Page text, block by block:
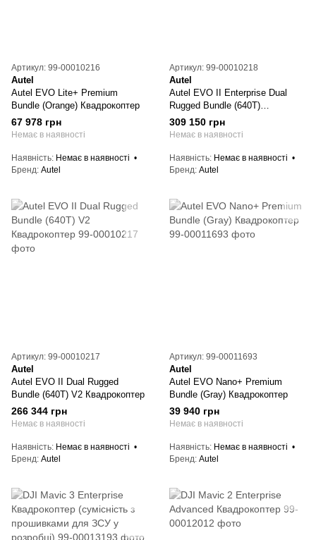
Артикул: 99-00010216
Autel
Autel EVO Lite+ Premium
Bundle (Orange) Квадрокоптер
67 978 грн
Немає в наявності
Наявність Немає в наявності
Бренд Autel
Артикул: 99-00010218
Autel
Autel EVO II Enterprise Dual
Rugged Bundle (640T)
Квадрокоптер
309 150 грн
Немає в наявності
Наявність Немає в наявності
Бренд Autel
Артикул: 99-00010217
Autel
Autel EVO II Dual Rugged
Bundle (640T) V2 Квадрокоптер
266 344 грн
Немає в наявності
Наявність Немає в наявності
Бренд Autel
Артикул: 99-00011693
Autel
Autel EVO Nano+ Premium
Bundle (Gray) Квадрокоптер
39 940 грн
Немає в наявності
Наявність Немає в наявності
Бренд Autel